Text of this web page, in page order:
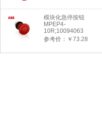
模块化急停按钮
MPEP4-
10R;10094063
参考价：￥73.28